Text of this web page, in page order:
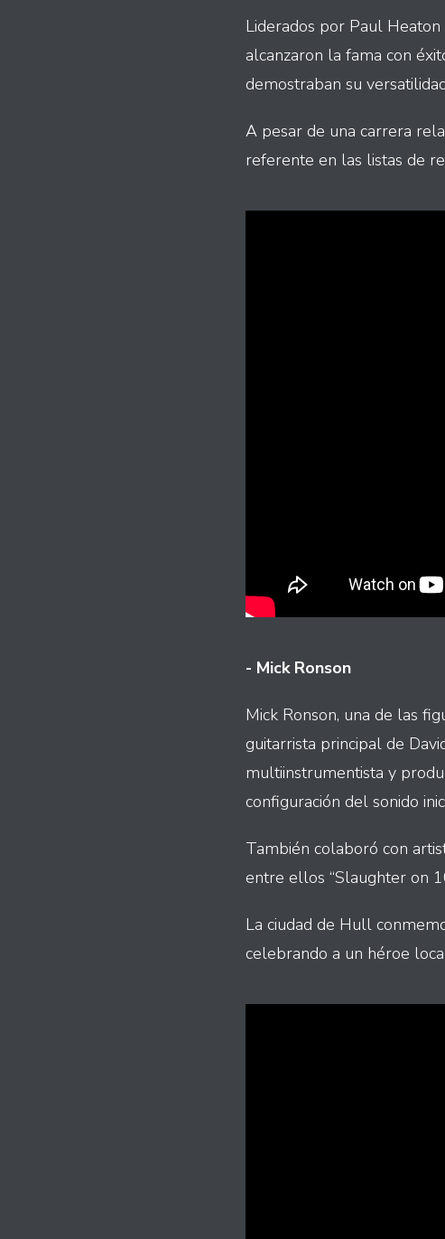
Liderados por Paul
alcanzaron la fama con
demostraban su
A pesar de una carrera
referente en las listas de
- Mick Ronson
Mick Ronson, una de las
guitarrista principal de
multiinstrumentista y
configuración del sonido
También colaboró con
entre ellos “Slaughter on
La ciudad de Hull
celebrando a un héroe